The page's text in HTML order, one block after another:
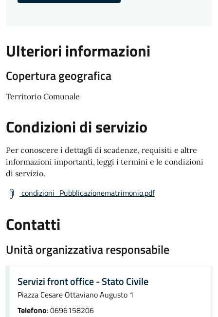
Ulteriori informazioni
Copertura geografica
Territorio Comunale
Condizioni di servizio
Per conoscere i dettagli di scadenze, requisiti e altre
informazioni importanti, leggi i termini e le condizioni
di servizio.
condizioni_Pubblicazionematrimonio.pdf
Contatti
Unità organizzativa responsabile
Servizi front office - Stato Civile
Piazza Cesare Ottaviano Augusto 1
Telefono: 0696158206